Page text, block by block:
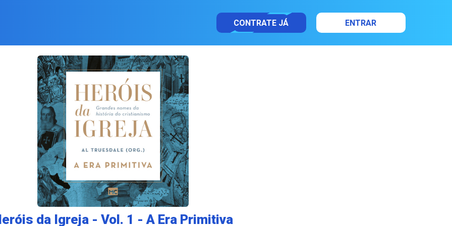
CONTRATE JÁ ENTRAR
da Igreja - Vol. 1 - A Era Primitiva